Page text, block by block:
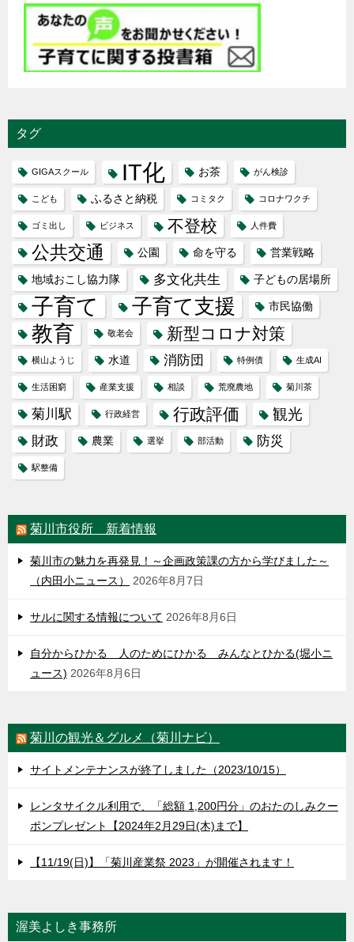
タグ
GIGAスクール IT化 お茶 がん検診
こども ふるさと納税 コミタク コロナワクチ
ゴミ出し ビジネス 不登校 人件費
公共交通 公園 命を守る 営業戦略
地域おこし協力隊 多文化共生 子どもの居場所
子育て 子育て支援 市民協働
教育 敬老会 新型コロナ対策
横山ようじ 水道 消防団 特例債 生成AI
生活困窮 産業支援 相談 荒廃農地 菊川茶
菊川駅 行政経営 行政評価 観光
財政 農業 選挙 部活動 防災
駅整備
菊川市役所 新着情報
菊川市の魅力を再発見！～企画政策課の方から学びました～
（内田小ニュース）
2026年8月7日
サルに関する情報について 2026年8月6日
自分からひかる 人のためにひかる みんなとひかる(堀小ニ
ュース) 2026年8月6日
菊川の観光＆グルメ（菊川ナビ）
サイトメンテナンスが終了しました（2023/10/15）
レンタサイクル利用で、「総額 1,200円分」のおたのしみクー
ポンプレゼント【2024年2月29日(木)まで】
【11/19(日)】「菊川産業祭 2023」が開催されます！
渥美よしき事務所